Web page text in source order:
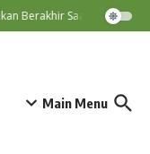
Berakhir Saat Awal
Main Menu